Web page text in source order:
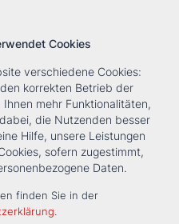
Karriere KontaktSuche
› WARMWASSERWÄRMEPUMPE
Cookies
verschiedene Cookies:
korrekten Betrieb der
mehr Funktionalitäten,
die Nutzenden besser
Hilfe, unsere Leistungen
sofern zugestimmt,
Daten.
finden Sie in der
.